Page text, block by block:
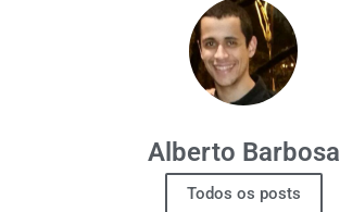
Alberto Barbosa
Todos os posts